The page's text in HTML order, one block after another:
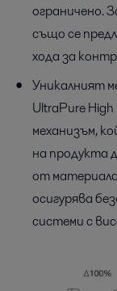
ограничено.
също се
хода за
Уникалният
UltraPure
механизъм,
на продукта
от
осигурява
системи с